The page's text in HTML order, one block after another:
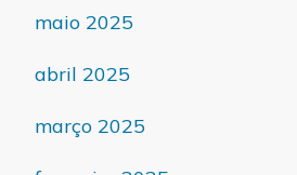
maio 2025
abril 2025
março 2025